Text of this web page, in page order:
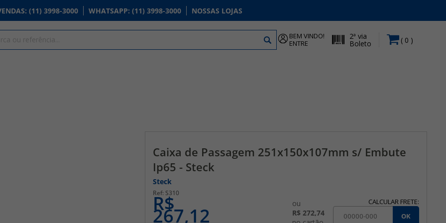
: (11) 3998-3000 WHATSAPP: (11) 3998-3000 NOSSAS LOJAS
BEM VINDO!
ENTRE
2ª via
Boleto 0
Caixa de Passagem 251x150x107mm s/ Embute
Ip65 - Steck
Steck
S310
R$
267,12
ou
R$ 272,74
CALCULAR FRETE:
OK